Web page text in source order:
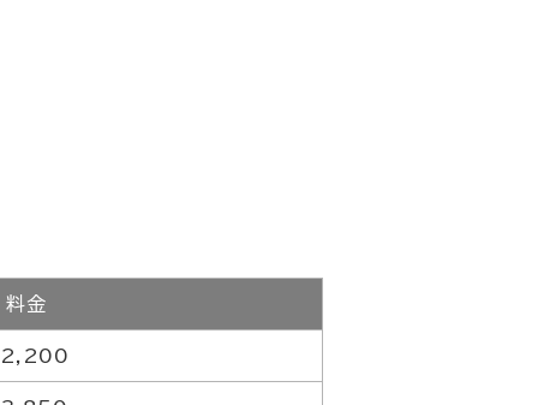
料金